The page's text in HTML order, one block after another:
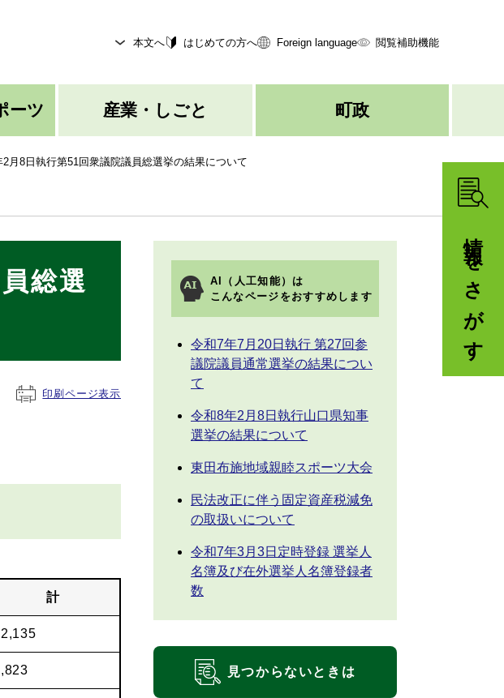
情報をさがす
本文へ はじめての方へ Foreign language 閲覧補助機能
ーツ 産業・しごと 町政
2月8日執行第51回衆議院議員総選挙の結果について
総選
印刷ページ表示
計
AI（人工知能）は
こんなページをおすすめします
令和7年7月20日執行 第27回参
議院議員通常選挙の結果につい
て
令和8年2月8日執行山口県知事
選挙の結果について
東田布施地域親睦スポーツ大会
民法改正に伴う固定資産税減免
の取扱いについて
令和7年3月3日定時登録 選挙人
名簿及び在外選挙人名簿登録者
数
見つからないときは